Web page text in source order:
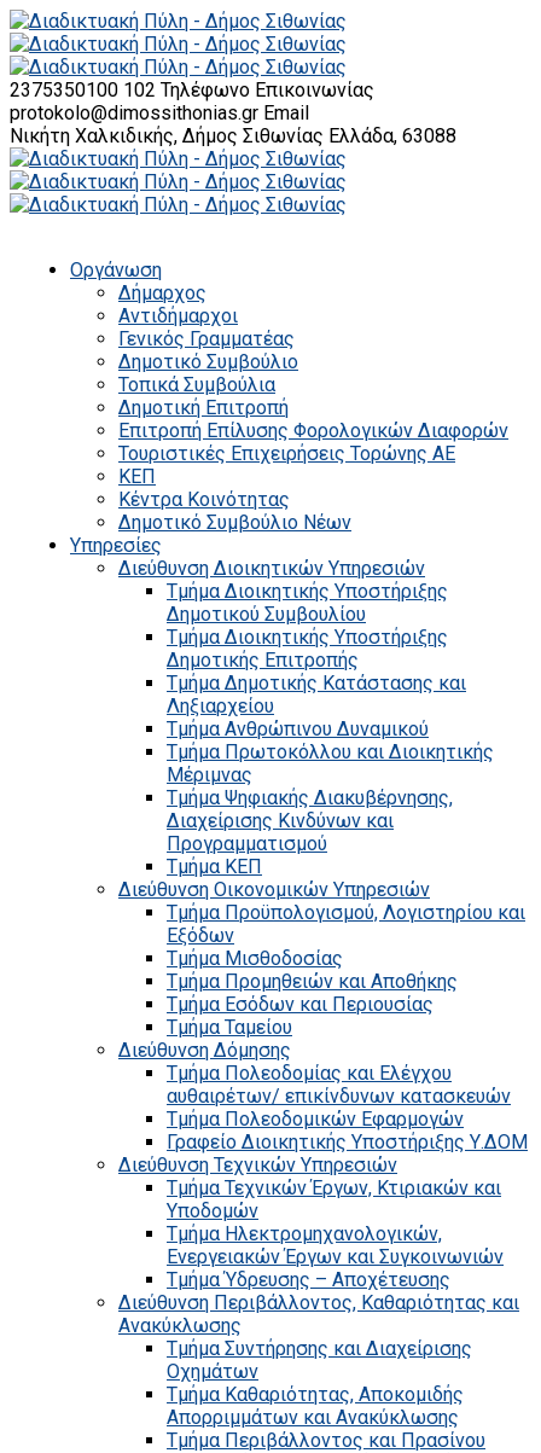
2375350100 102 Τηλέφωνο Επικοινωνίας
protokolo@dimossithonias.gr Email
Νικήτη Χαλκιδικής, Δήμος Σιθωνίας Ελλάδα, 63088
Οργάνωση
Δήμαρχος
Αντιδήμαρχοι
Γενικός Γραμματέας
Δημοτικό Συμβούλιο
Τοπικά Συμβούλια
Δημοτική Επιτροπή
Επιτροπή Επίλυσης Φορολογικών Διαφορών
Τουριστικές Επιχειρήσεις Τορώνης ΑΕ
ΚΕΠ
Κέντρα Κοινότητας
Δημοτικό Συμβούλιο Νέων
Υπηρεσίες
Διεύθυνση Διοικητικών Υπηρεσιών
Τμήμα Διοικητικής Υποστήριξης
Δημοτικού Συμβουλίου
Τμήμα Διοικητικής Υποστήριξης
Δημοτικής Επιτροπής
Τμήμα Δημοτικής Κατάστασης και
Ληξιαρχείου
Τμήμα Ανθρώπινου Δυναμικού
Τμήμα Πρωτοκόλλου και Διοικητικής
Μέριμνας
Τμήμα Ψηφιακής Διακυβέρνησης,
Διαχείρισης Κινδύνων και
Προγραμματισμού
Τμήμα ΚΕΠ
Διεύθυνση Οικονομικών Υπηρεσιών
Τμήμα Προϋπολογισμού, Λογιστηρίου και
Εξόδων
Τμήμα Μισθοδοσίας
Τμήμα Προμηθειών και Αποθήκης
Τμήμα Εσόδων και Περιουσίας
Τμήμα Ταμείου
Διεύθυνση Δόμησης
Τμήμα Πολεοδομίας και Ελέγχου
αυθαιρέτων/ επικίνδυνων κατασκευών
Τμήμα Πολεοδομικών Εφαρμογών
Γραφείο Διοικητικής Υποστήριξης Υ.ΔΟΜ
Διεύθυνση Τεχνικών Υπηρεσιών
Τμήμα Τεχνικών Έργων, Κτιριακών και
Υποδομών
Τμήμα Ηλεκτρομηχανολογικών,
Ενεργειακών Έργων και Συγκοινωνιών
Τμήμα Ύδρευσης – Αποχέτευσης
Διεύθυνση Περιβάλλοντος, Καθαριότητας και
Ανακύκλωσης
Τμήμα Συντήρησης και Διαχείρισης
Οχημάτων
Τμήμα Καθαριότητας, Αποκομιδής
Απορριμμάτων και Ανακύκλωσης
Τμήμα Περιβάλλοντος και Πρασίνου